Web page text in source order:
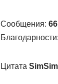
Сообщения: 66
Благодарности:
Цитата SimSim